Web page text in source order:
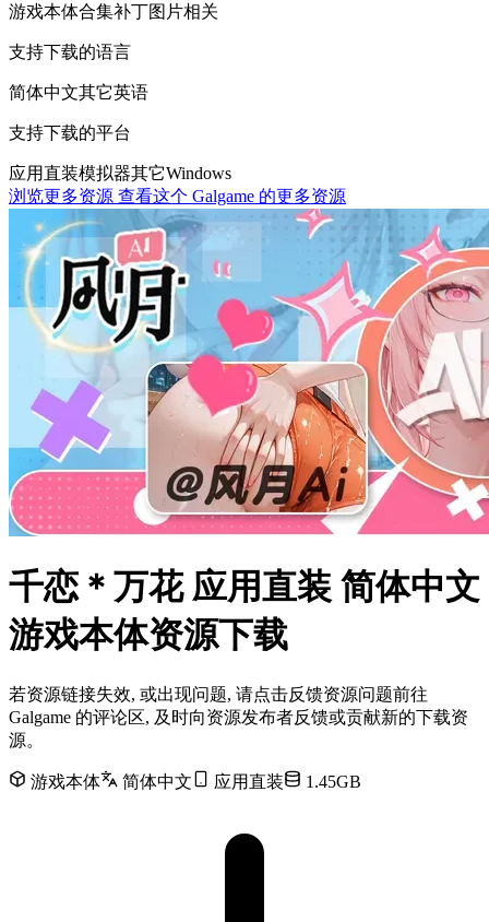
游戏本体合集补丁图片相关
支持下载的语言
简体中文其它英语
支持下载的平台
应用直装模拟器其它Windows
浏览更多资源 查看这个 Galgame 的更多资源
千恋＊万花 应用直装 简体中文
游戏本体资源下载
若资源链接失效, 或出现问题, 请点击反馈资源问题前往
Galgame 的评论区, 及时向资源发布者反馈或贡献新的下载资
源。
游戏本体 简体中文 应用直装 1.45GB